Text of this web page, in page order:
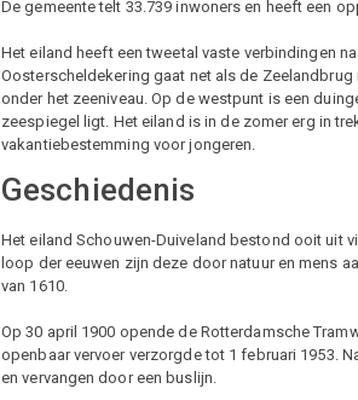
De gemeente telt 33.739 inwoners en heeft een
Het eiland heeft een tweetal vaste verbindingen
Oosterscheldekering gaat net als de
onder het zeeniveau. Op de westpunt is een
zeespiegel ligt. Het eiland is in de zomer erg in
vakantiebestemming voor jongeren.
Geschiedenis
Het eiland Schouwen-Duiveland bestond ooit uit
loop der eeuwen zijn deze door natuur en mens
van 1610.
Op 30 april 1900 opende de Rotterdamsche
openbaar vervoer verzorgde tot 1 februari 1953.
en vervangen door een buslijn.